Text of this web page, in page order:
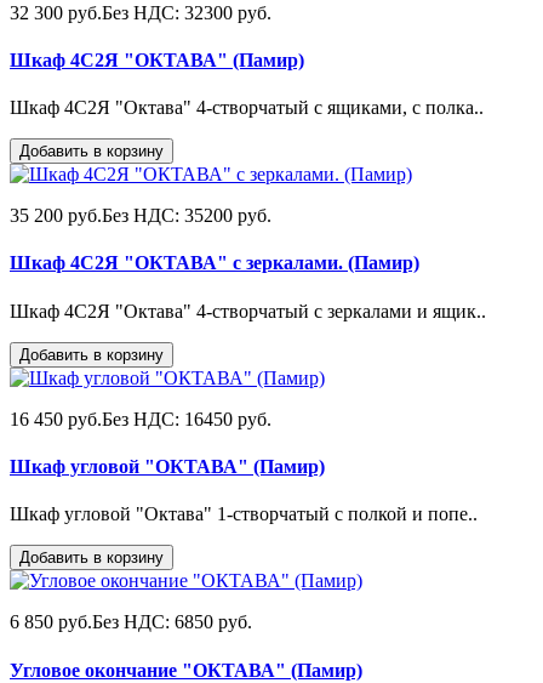
32 300 руб.Без НДС: 32300 руб.
Шкаф 4С2Я "ОКТАВА" (Памир)
Шкаф 4С2Я "Октава" 4-створчатый с ящиками, с полка..
Добавить в корзину
35 200 руб.Без НДС: 35200 руб.
Шкаф 4С2Я "ОКТАВА" с зеркалами. (Памир)
Шкаф 4С2Я "Октава" 4-створчатый с зеркалами и ящик..
Добавить в корзину
16 450 руб.Без НДС: 16450 руб.
Шкаф угловой "ОКТАВА" (Памир)
Шкаф угловой "Октава" 1-створчатый с полкой и попе..
Добавить в корзину
6 850 руб.Без НДС: 6850 руб.
Угловое окончание "ОКТАВА" (Памир)